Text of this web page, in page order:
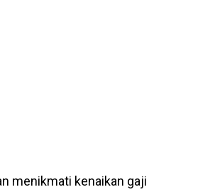
menikmati kenaikan gaji